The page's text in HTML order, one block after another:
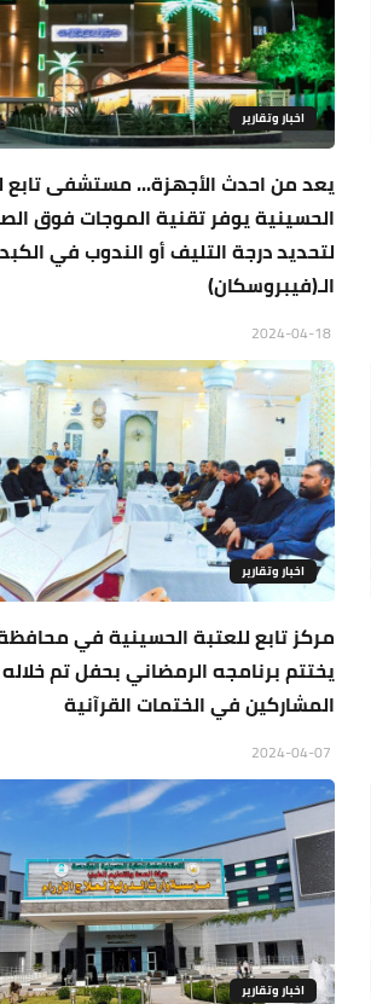
اخبار وتقارير
يعد من احدث الأجهزة... مستشفى تابع
الحسينية يوفر تقنية الموجات فوق
لتحديد درجة التليف أو الندوب في
الـ(فيبروسكان)
اخبار وتقارير
مركز تابع للعتبة الحسينية في
يختتم برنامجه الرمضاني بحفل تم
المشاركين في الختمات القرآنية
اخبار وتقارير